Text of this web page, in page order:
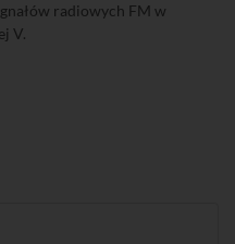
radiowych FM w
V.